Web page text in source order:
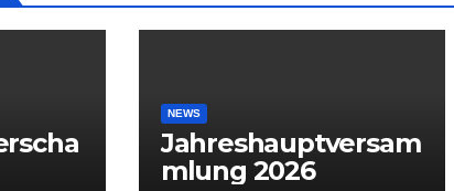
NEWS
Jahreshauptversam
mlung 2026